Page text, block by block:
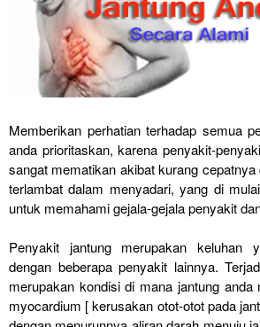
Memberikan perhatian terhadap semua
anda prioritaskan, karena penyakit-
sangat mematikan akibat kurang
terlambat dalam menyadari, yang di
untuk memahami gejala-gejala penyakit
Penyakit jantung merupakan keluhan
dengan beberapa penyakit lainnya.
merupakan kondisi di mana jantung anda
myocardium [ kerusakan otot-otot pada